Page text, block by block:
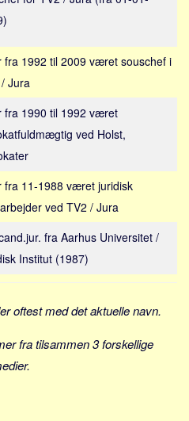
fra 1992 til 2009 været souschef i
Jura
fra 1990 til 1992 været
ved Holst,
fra 11-1988 været juridisk
ved TV2 / Jura
fra Aarhus Universitet /
Institut (1987)
oftest med det aktuelle navn.
fra tilsammen 3 forskellige